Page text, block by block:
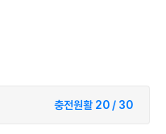
충전원활 20 / 30